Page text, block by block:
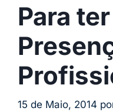
Para
15 de Maio, 2014